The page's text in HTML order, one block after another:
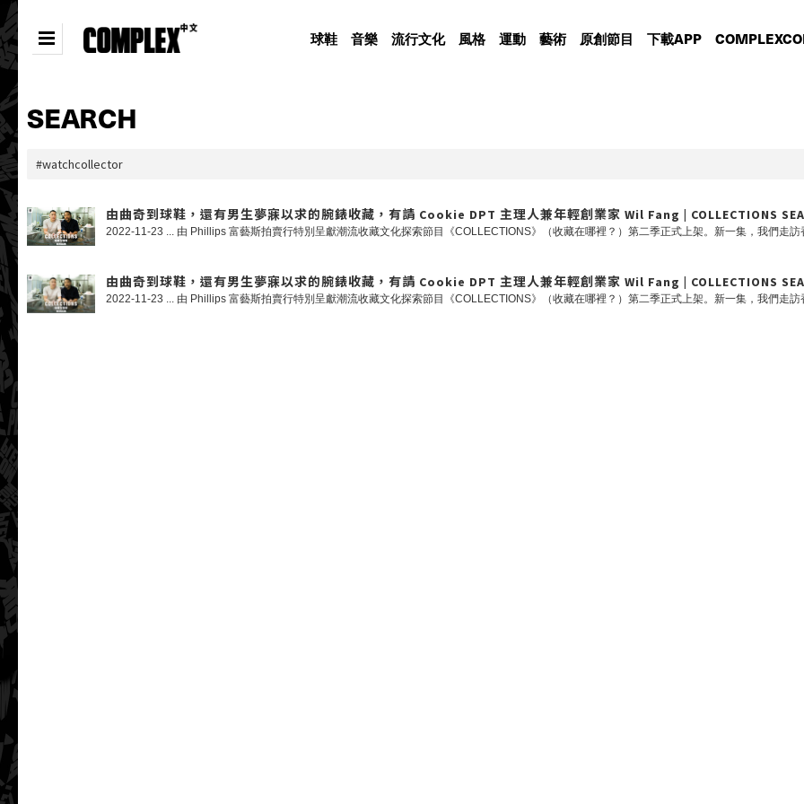
球鞋 音樂 流行文化 風格 運動 藝術 原創節目 下載APP
SEARCH
由曲奇到球鞋，還有男生夢寐以求的腕錶收藏，有請 Cookie DPT 主理人兼年輕創業家 Wil Fang | COLLECTIONS
由曲奇到球鞋，還有男生夢寐以求的腕錶收藏，有請 Cookie DPT 主理人兼年輕創業家 Wil Fang | COLLECTIONS